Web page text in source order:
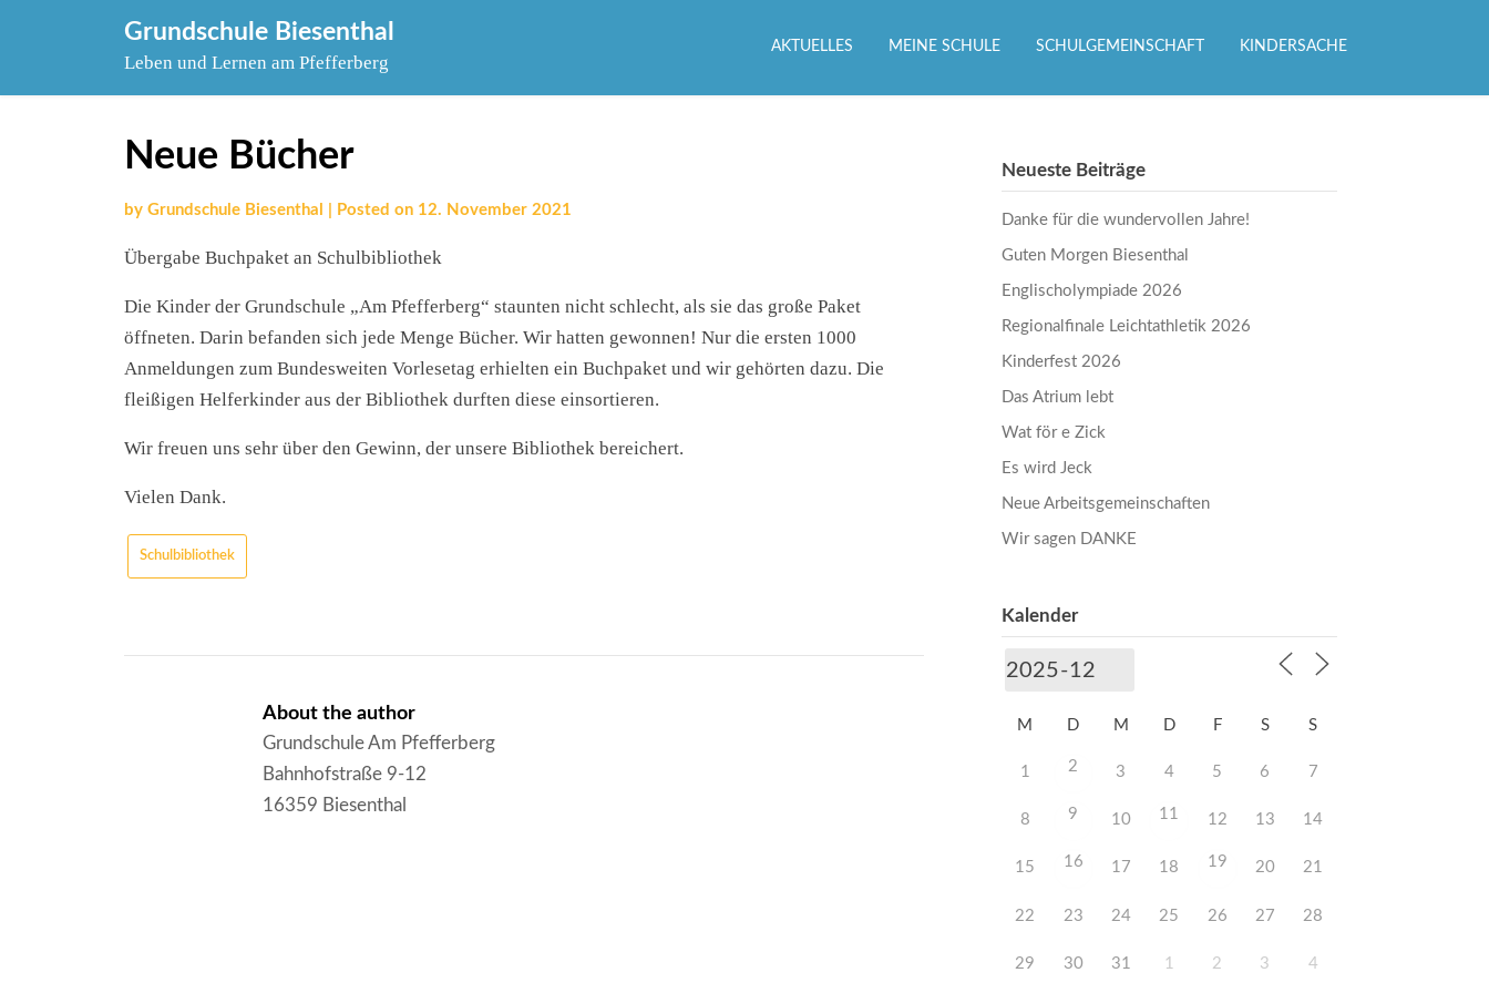
Grundschule Biesenthal
Leben und Lernen am Pfefferberg
AKTUELLES MEINE SCHULE SCHULGEMEINSCHAFT KINDERSACHE
Neue Bücher
by Grundschule Biesenthal Posted on 12. November 2021
Übergabe Buchpaket an Schulbibliothek
Die Kinder der Grundschule „Am Pfefferberg“ staunten nicht schlecht, als sie das große Paket
öffneten. Darin befanden sich jede Menge Bücher. Wir hatten gewonnen! Nur die ersten 1000
Anmeldungen zum Bundesweiten Vorlesetag erhielten ein Buchpaket und wir gehörten dazu. Die
fleißigen Helferkinder aus der Bibliothek durften diese einsortieren.
Wir freuen uns sehr über den Gewinn, der unsere Bibliothek bereichert.
Vielen Dank.
Schulbibliothek
About the author
Grundschule Am Pfefferberg
Bahnhofstraße 9-12
16359 Biesenthal
Neueste Beiträge
Danke für die wundervollen Jahre!
Guten Morgen Biesenthal
Englischolympiade 2026
Regionalfinale Leichtathletik 2026
Kinderfest 2026
Das Atrium lebt
Wat för e Zick
Es wird Jeck
Neue Arbeitsgemeinschaften
Wir sagen DANKE
Kalender
M D M D F S S
1 2 3 4 5 6 7
8 9 10 11 12 13 14
15 16 17 18 19 20 21
22 23 24 25 26 27 28
29 30 31 1 2 3 4